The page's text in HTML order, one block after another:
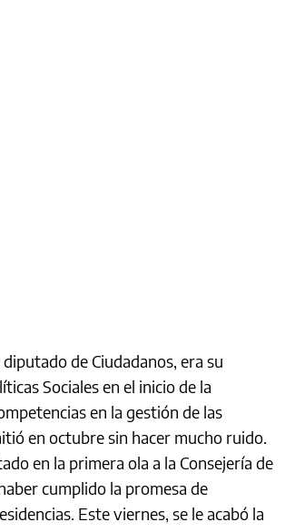
de Ciudadanos, era su
Sociales en el inicio de la
en la gestión de las
en octubre sin hacer mucho ruido.
en la primera ola a la Consejería de
cumplido la promesa de
Este viernes, se le acabó la